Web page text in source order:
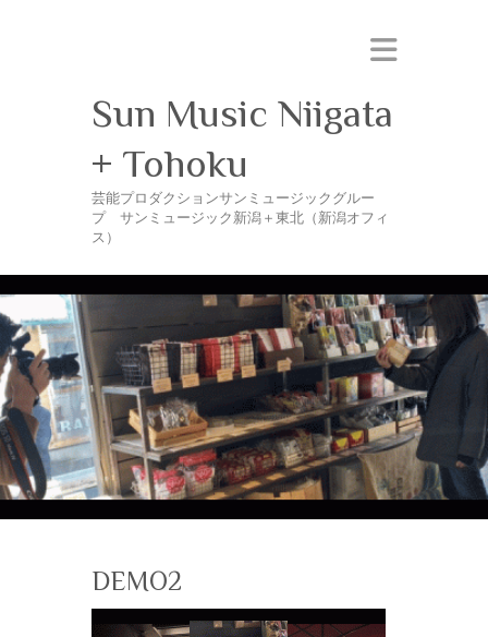
Sun Music Niigata
+ Tohoku
芸能プロダクションサンミュージックグルー
プ サンミュージック新潟＋東北（新潟オフィ
ス）
DEMO2